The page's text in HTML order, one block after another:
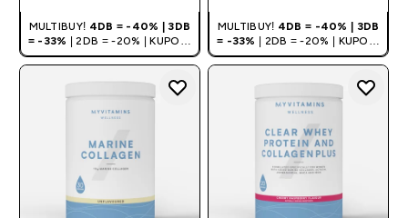
MULTIBUY! 4DB = -40% | 3DB
= -33%
| 2DB = -20% | KUPON:
DEALHU
MULTIBUY! 4DB = -40% | 3DB
= -33%
| 2DB = -20% | KUPON:
DEALHU